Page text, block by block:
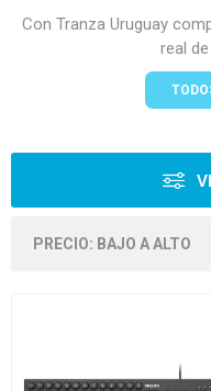
Con Tranza Uruguay
real